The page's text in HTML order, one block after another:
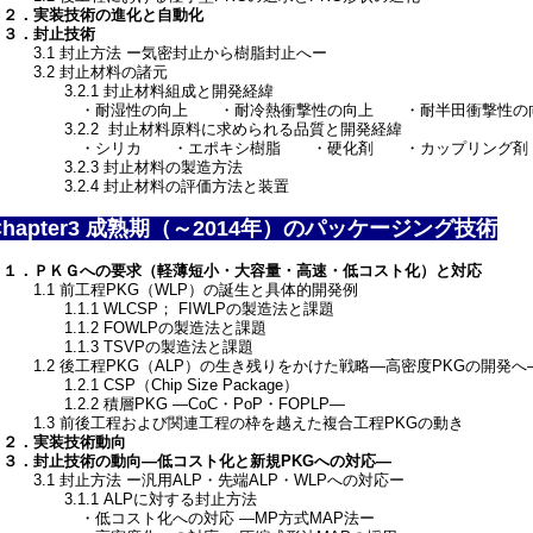
２．実装技術の進化と自動化
３．封止技術
封止方法 ー気密封止から樹脂封止へー
封止材料の諸元
封止材料組成と開発経緯
耐湿性の向上 ・耐冷熱衝撃性の向上 ・耐半田衝撃性の
封止材料原料に求められる品質と開発経緯
シリカ ・エポキシ樹脂 ・硬化剤 ・カップリング剤
封止材料の製造方法
封止材料の評価方法と装置
成熟期（～2014年）のパッケージング技術
１．ＰＫＧへの要求（軽薄短小・大容量・高速・低コスト化）と対応
前工程PKG（WLP）の誕生と具体的開発例
WLCSP； FIWLPの製造法と課題
FOWLPの製造法と課題
TSVPの製造法と課題
後工程PKG（ALP）の生き残りをかけた戦略―高密度PKGの開発
CSP（Chip Size Package）
積層PKG ―CoC・PoP・FOPLP―
前後工程および関連工程の枠を越えた複合工程PKGの動き
２．実装技術動向
３．封止技術の動向―低コスト化と新規PKGへの対応―
封止方法 ー汎用ALP・先端ALP・WLPへの対応ー
ALPに対する封止方法
低コスト化への対応 ―MP方式MAP法ー